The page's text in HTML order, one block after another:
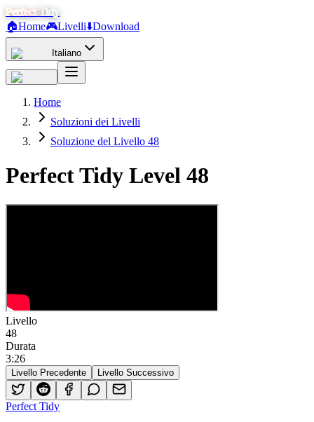
Perfect Tidy
🏠Home🎮Livelli⬇️Download
Italiano
Home
Soluzioni dei Livelli
Soluzione del Livello 48
Perfect Tidy Level 48
Livello
48
Durata
3:26
Livello Precedente Livello Successivo
Perfect Tidy